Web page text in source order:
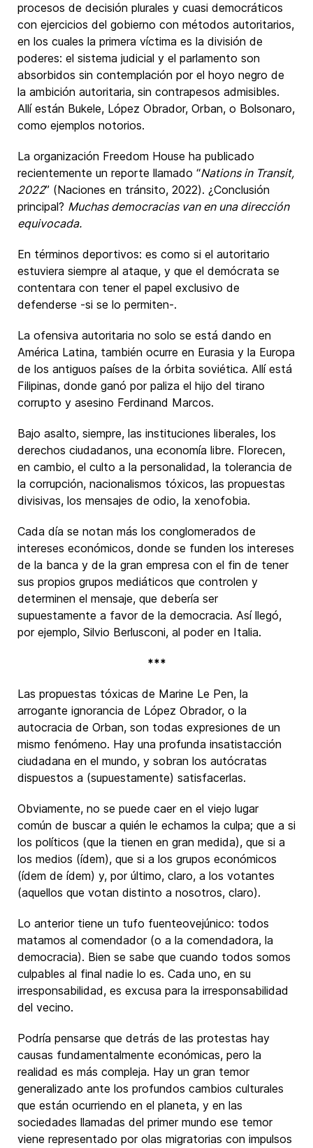
procesos de decisión plurales y cuasi democráticos
con ejercicios del gobierno con métodos autoritarios,
en los cuales la primera víctima es la división de
poderes: el sistema judicial y el parlamento son
absorbidos sin contemplación por el hoyo negro de
la ambición autoritaria, sin contrapesos admisibles.
Allí están Bukele, López Obrador, Orban, o Bolsonaro,
como ejemplos notorios.
La organización Freedom House ha publicado
recientemente un reporte llamado “Nations in Transit,
2022” (Naciones en tránsito, 2022). ¿Conclusión
principal? Muchas democracias van en una dirección
equivocada.
En términos deportivos: es como si el autoritario
estuviera siempre al ataque, y que el demócrata se
contentara con tener el papel exclusivo de
defenderse -si se lo permiten-.
La ofensiva autoritaria no solo se está dando en
América Latina, también ocurre en Eurasia y la Europa
de los antiguos países de la órbita soviética. Allí está
Filipinas, donde ganó por paliza el hijo del tirano
corrupto y asesino Ferdinand Marcos.
Bajo asalto, siempre, las instituciones liberales, los
derechos ciudadanos, una economía libre. Florecen,
en cambio, el culto a la personalidad, la tolerancia de
la corrupción, nacionalismos tóxicos, las propuestas
divisivas, los mensajes de odio, la xenofobia.
Cada día se notan más los conglomerados de
intereses económicos, donde se funden los intereses
de la banca y de la gran empresa con el fin de tener
sus propios grupos mediáticos que controlen y
determinen el mensaje, que debería ser
supuestamente a favor de la democracia. Así llegó,
por ejemplo, Silvio Berlusconi, al poder en Italia.
***
Las propuestas tóxicas de Marine Le Pen, la
arrogante ignorancia de López Obrador, o la
autocracia de Orban, son todas expresiones de un
mismo fenómeno. Hay una profunda insatistacción
ciudadana en el mundo, y sobran los autócratas
dispuestos a (supuestamente) satisfacerlas.
Obviamente, no se puede caer en el viejo lugar
común de buscar a quién le echamos la culpa; que a si
los políticos (que la tienen en gran medida), que si a
los medios (ídem), que si a los grupos económicos
(ídem de ídem) y, por último, claro, a los votantes
(aquellos que votan distinto a nosotros, claro).
Lo anterior tiene un tufo fuenteovejúnico: todos
matamos al comendador (o a la comendadora, la
democracia). Bien se sabe que cuando todos somos
culpables al final nadie lo es. Cada uno, en su
irresponsabilidad, es excusa para la irresponsabilidad
del vecino.
Podría pensarse que detrás de las protestas hay
causas fundamentalmente económicas, pero la
realidad es más compleja. Hay un gran temor
generalizado ante los profundos cambios culturales
que están ocurriendo en el planeta, y en las
sociedades llamadas del primer mundo ese temor
viene representado por olas migratorias con impulsos